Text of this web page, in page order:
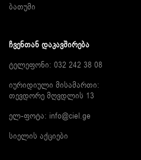
ბათუმი
ᲩᲕᲔᲜᲗᲐᲜ ᲓᲐᲙᲐᲕᲨᲘᲠᲔᲑᲐ
ტელეფონი: 032 242 38 08
იურიდიული მისამართი:
თევდორე მღვდლის 13
ელ-ფოტა: info@ciel.ge
სიელის აქციები